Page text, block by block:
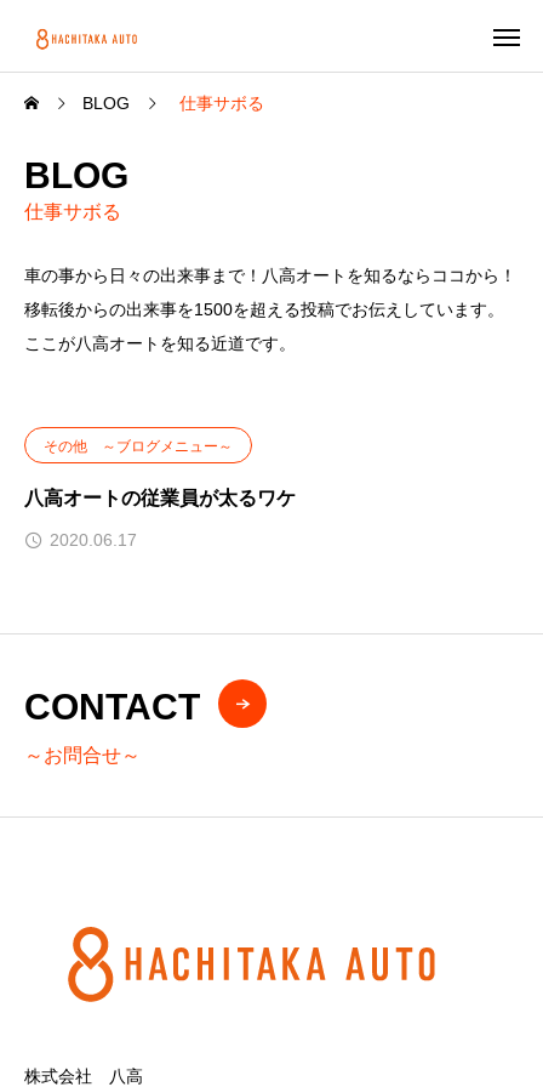
BLOG 仕事サボる
BLOG
仕事サボる
車の事から日々の出来事まで！八高オートを知るならココから！
移転後からの出来事を1500を超える投稿でお伝えしています。
ここが八高オートを知る近道です。
その他 ～ブログメニュー～
八高オートの従業員が太るワケ
2020.06.17
CONTACT
～お問合せ～
株式会社 八高